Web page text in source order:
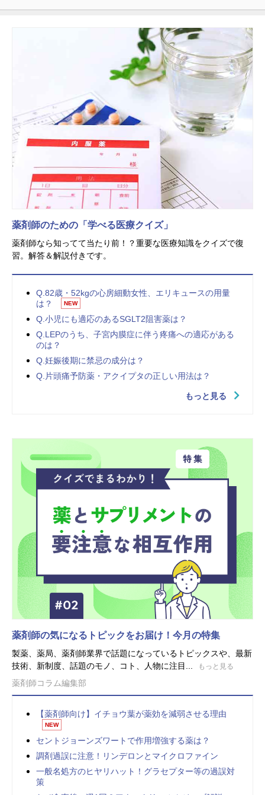
薬剤師のための「学べる医療クイズ」
薬剤師なら知ってて当たり前！？重要な医療知識をクイズで復
習。解答＆解説付きです。
Q.82歳・52kgの心房細動女性、エリキュースの用量
は？
NEW
Q.小児にも適応のあるSGLT2阻害薬は？
Q.LEPのうち、子宮内膜症に伴う疼痛への適応がある
のは？
Q.妊娠後期に禁忌の成分は？
Q.片頭痛予防薬・アクイプタの正しい用法は？
もっと見る
薬剤師の気になるトピックをお届け！今月の特集
製薬、薬局、薬剤師業界で話題になっているトピックスや、最新
技術、新制度、話題のモノ、コト、人物に注目...
もっと見る
薬剤師コラム編集部
【薬剤師向け】イチョウ葉が薬効を減弱させる理由
NEW
セントジョーンズワートで作用増強する薬は？
調剤過誤に注意！リンデロンとマイクロファイン
一般名処方のヒヤリハット！グラセプター等の過誤対
策